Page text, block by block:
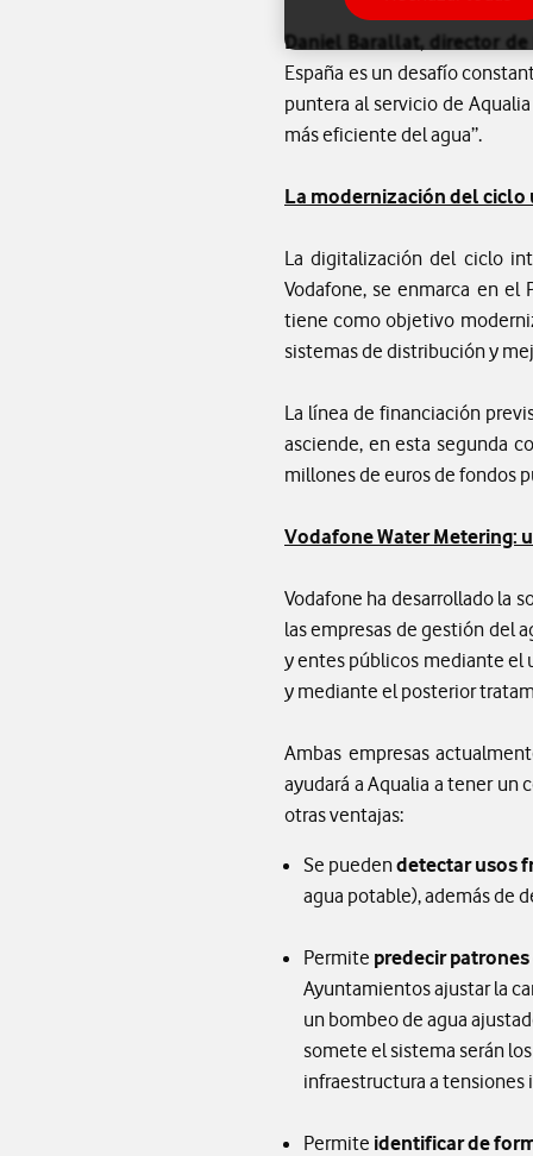
Daniel Barallat, director de
España es un desafío
puntera al servicio de
más eficiente del agua”.
La modernización del ciclo
La digitalización del ciclo
Vodafone, se enmarca en el
tiene como objetivo
sistemas de distribución y
La línea de financiación
asciende, en esta segunda
millones de euros de fondos
Vodafone Water Metering:
Vodafone ha desarrollado la
las empresas de gestión del
y entes públicos mediante el
y mediante el posterior
Ambas empresas
ayudará a Aqualia a tener un
otras ventajas:
Se puedendetectar usos
agua potable), además de
Permite predecir
Ayuntamientos ajustar la
un bombeo de agua
somete el sistema serán
infraestructura a tensiones
Permite identificar de